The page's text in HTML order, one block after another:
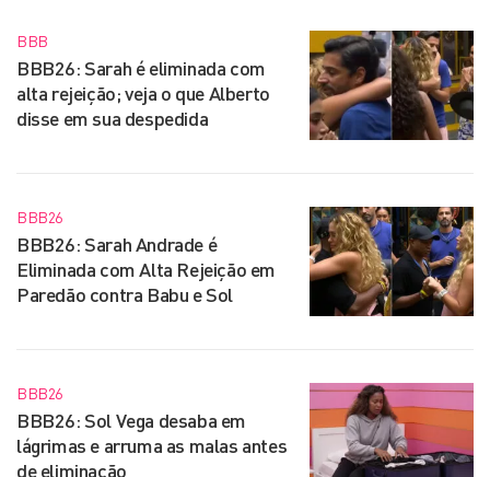
BBB
BBB26: Sarah é eliminada com
alta rejeição; veja o que Alberto
disse em sua despedida
BBB26
BBB26: Sarah Andrade é
Eliminada com Alta Rejeição em
Paredão contra Babu e Sol
BBB26
BBB26: Sol Vega desaba em
lágrimas e arruma as malas antes
de eliminação